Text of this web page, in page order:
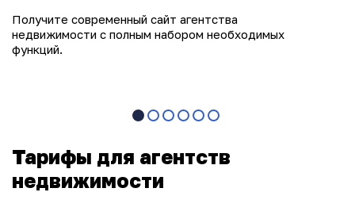
Получите современный сайт агентства
недвижимости с полным набором необходимых
функций.
Тарифы для агентств
недвижимости